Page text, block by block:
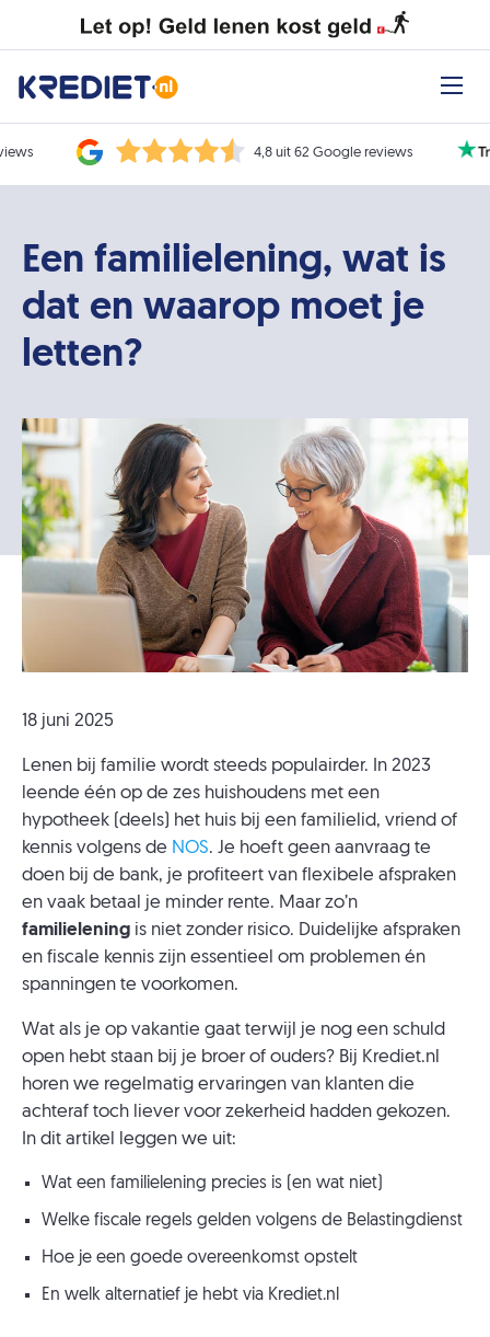
4,8 uit 62 Google reviews
Een familielening, wat is
dat en waarop moet je
letten?
18 juni 2025
Lenen bij familie wordt steeds populairder. In 2023
leende één op de zes huishoudens met een
hypotheek (deels) het huis bij een familielid, vriend of
kennis volgens de NOS. Je hoeft geen aanvraag te
doen bij de bank, je profiteert van flexibele afspraken
en vaak betaal je minder rente. Maar zo’n
familielening is niet zonder risico. Duidelijke afspraken
en fiscale kennis zijn essentieel om problemen én
spanningen te voorkomen.
Wat als je op vakantie gaat terwijl je nog een schuld
open hebt staan bij je broer of ouders? Bij Krediet.nl
horen we regelmatig ervaringen van klanten die
achteraf toch liever voor zekerheid hadden gekozen.
In dit artikel leggen we uit:
Wat een familielening precies is (en wat niet)
Welke fiscale regels gelden volgens de Belastingdienst
Hoe je een goede overeenkomst opstelt
En welk alternatief je hebt via Krediet.nl